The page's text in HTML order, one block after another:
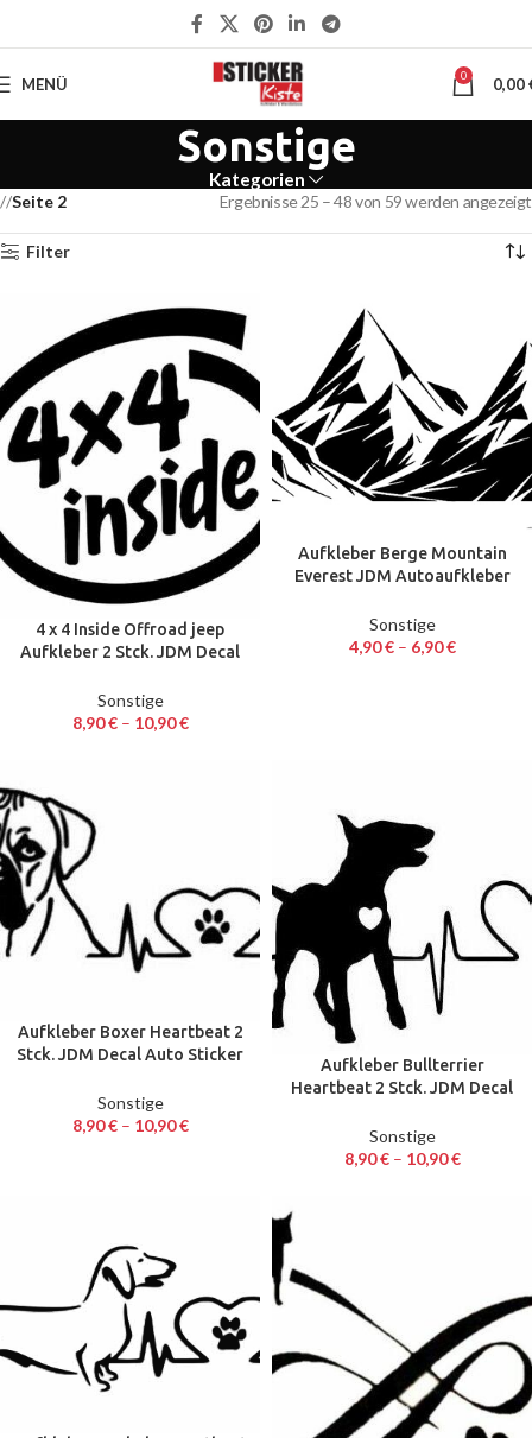
MENÜ 0 0,00
Sonstige
Kategorien
Seite 3 Ergebnisse 49 – 59 von 59 werden angezeigt
Filter
4 x 4 Inside Offroad jeep
Aufkleber 2 Stck. JDM Decal
Sonstige
8,90€– 10,90€
Aufkleber Berge Mountain
Everest JDM Autoaufkleber
Sonstige
4,90€– 6,90€
Aufkleber Boxer Heartbeat 2
Stck. JDM Decal Auto Sticker
Sonstige
8,90€– 10,90€
Aufkleber Bullterrier
Heartbeat 2 Stck. JDM Decal
Sonstige
8,90€– 10,90€